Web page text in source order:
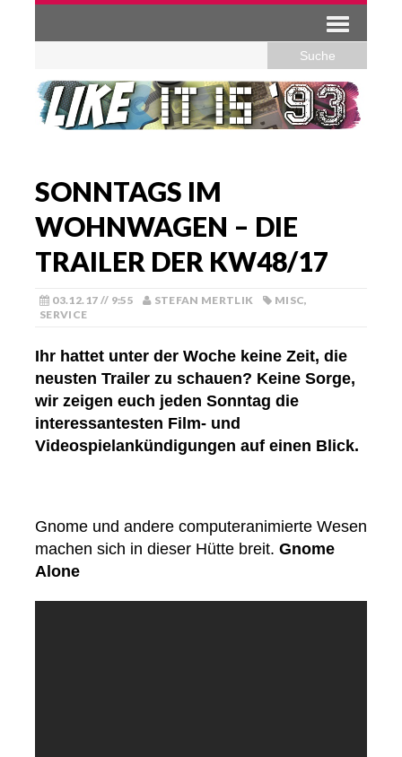
SONNTAGS IM
WOHNWAGEN – DIE
TRAILER DER KW48/17
03.12.17 // 9:55 STEFAN MERTLIK MISC,
SERVICE
Ihr hattet unter der Woche keine Zeit, die
neusten Trailer zu schauen? Keine Sorge,
wir zeigen euch jeden Sonntag die
interessantesten Film- und
Videospielankündigungen auf einen Blick.
Gnome und andere computeranimierte Wesen
machen sich in dieser Hütte breit. Gnome
Alone